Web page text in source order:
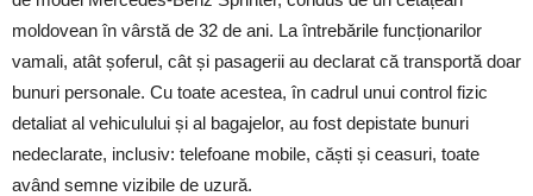
moldovean în vârstă de 32 de ani. La întrebările funcționarilor
vamali, atât șoferul, cât și pasagerii au declarat că transportă doar
bunuri personale. Cu toate acestea, în cadrul unui control fizic
detaliat al vehiculului și al bagajelor, au fost depistate bunuri
nedeclarate, inclusiv: telefoane mobile, căști și ceasuri, toate
având semne vizibile de uzură.